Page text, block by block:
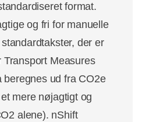
format.
og fri for manuelle
der er
Transport Measures
beregnes ud fra CO2e
mere nøjagtigt og
alene). nShift